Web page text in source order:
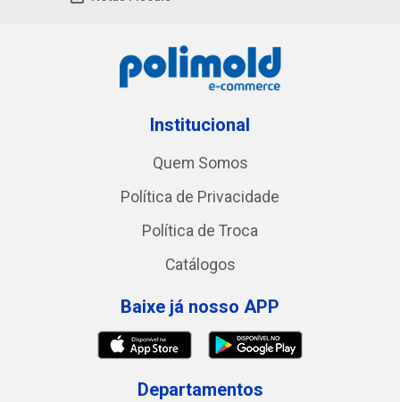
Institucional
Quem Somos
Política de Privacidade
Política de Troca
Catálogos
Baixe já nosso APP
Departamentos